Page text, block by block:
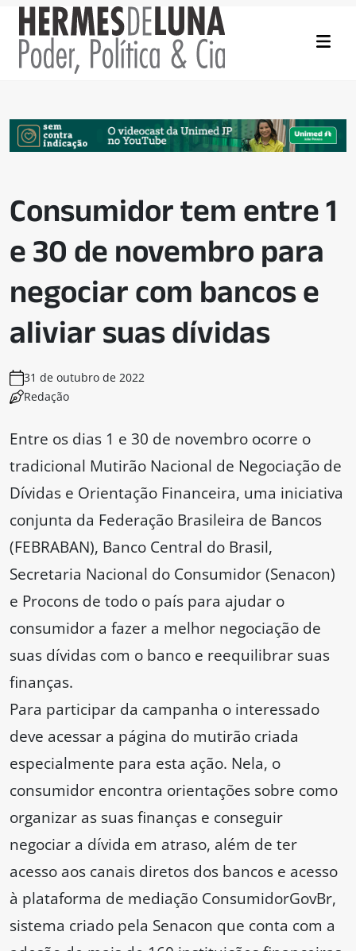
Consumidor tem entre 1
e 30 de novembro para
negociar com bancos e
aliviar suas dívidas
31 de outubro de 2022
Redação
Entre os dias 1 e 30 de novembro ocorre o
tradicional Mutirão Nacional de Negociação de
Dívidas e Orientação Financeira, uma iniciativa
conjunta da Federação Brasileira de Bancos
(FEBRABAN), Banco Central do Brasil,
Secretaria Nacional do Consumidor (Senacon)
e Procons de todo o país para ajudar o
consumidor a fazer a melhor negociação de
suas dívidas com o banco e reequilibrar suas
finanças.
Para participar da campanha o interessado
deve acessar a página do mutirão criada
especialmente para esta ação. Nela, o
consumidor encontra orientações sobre como
organizar as suas finanças e conseguir
negociar a dívida em atraso, além de ter
acesso aos canais diretos dos bancos e acesso
à plataforma de mediação ConsumidorGovBr,
sistema criado pela Senacon que conta com a